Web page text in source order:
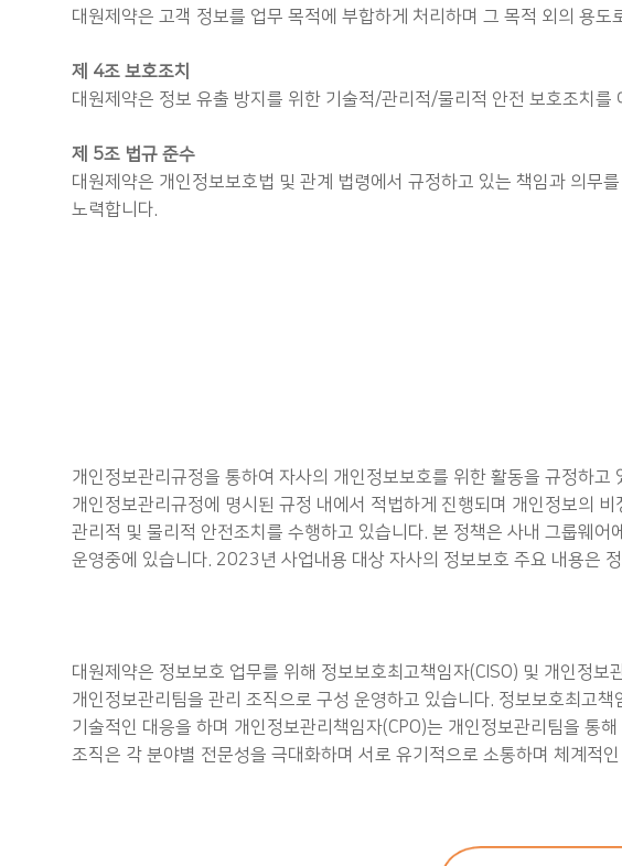
대원제약은 고객 정보를 업무 목적에 부합하게 처리하며 그 목적 외의 용도
제 4조 보호조치
대원제약은 정보 유출 방지를 위한 기술적/관리적/물리적 안전 보호조치를
제 5조 법규 준수
대원제약은 개인정보보호법 및 관계 법령에서 규정하고 있는 책임과 의무
노력합니다.
개인정보관리규정을 통하여 자사의 개인정보보호를 위한 활동을 규정하
개인정보관리규정에 명시된 규정 내에서 적법하게 진행되며 개인정보의
관리적 및 물리적 안전조치를 수행하고 있습니다. 본 정책은 사내 그룹웨
운영중에 있습니다. 2023년 사업내용 대상 자사의 정보보호 주요 내용은
대원제약은 정보보호 업무를 위해 정보보호최고책임자(CISO) 및 개인정보
개인정보관리팀을 관리 조직으로 구성 운영하고 있습니다. 정보보호최고
기술적인 대응을 하며 개인정보관리책임자(CPO)는 개인정보관리팀을 통
조직은 각 분야별 전문성을 극대화하며 서로 유기적으로 소통하며 체계적